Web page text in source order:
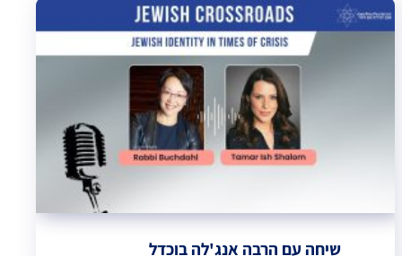
שיחה עם הרבה אנג'לה בוכדל